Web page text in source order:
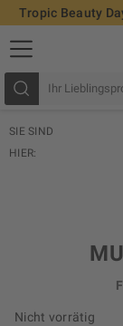
Tropic Beauty
SIE SIND
HIER:
Nicht vorrätig